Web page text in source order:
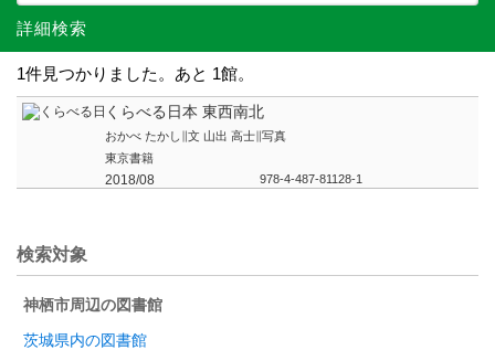
詳細検索
1件見つかりました。あと 1館。
くらべる日本 東西南北
おかべ たかし∥文 山出 高士∥写真
東京書籍
2018/08 978-4-487-81128-1
検索対象
神栖市周辺の図書館
茨城県内の図書館